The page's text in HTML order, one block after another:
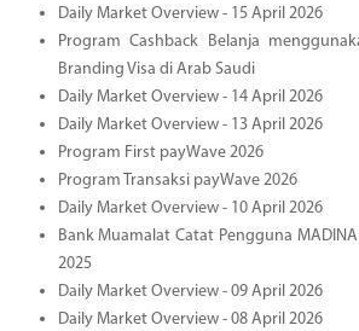
Daily Market Overview - 15 April 2026
Program Cashback Belanja
Branding Visa di Arab Saudi
Daily Market Overview - 14 April 2026
Daily Market Overview - 13 April 2026
Program First payWave 2026
Program Transaksi payWave 2026
Daily Market Overview - 10 April 2026
Bank Muamalat Catat Pengguna
2025
Daily Market Overview - 09 April 2026
Daily Market Overview - 08 April 2026